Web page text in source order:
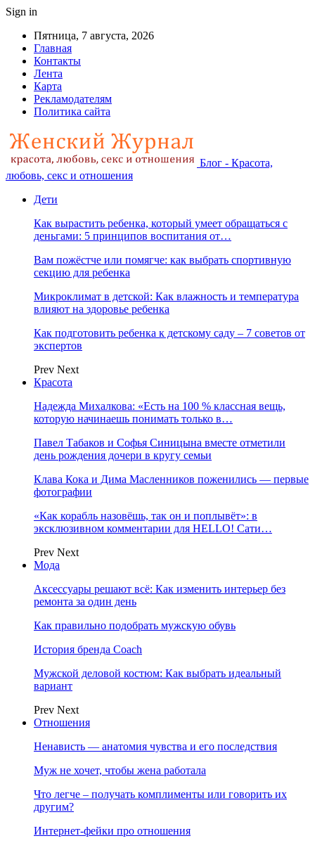
Sign in
Пятница, 7 августа, 2026
Главная
Контакты
Лента
Карта
Рекламодателям
Политика сайта
Блог - Красота,
любовь, секс и отношения
Дети
Как вырастить ребенка, который умеет обращаться с
деньгами: 5 принципов воспитания от…
Вам пожёстче или помягче: как выбрать спортивную
секцию для ребенка
Микроклимат в детской: Как влажность и температура
влияют на здоровье ребенка
Как подготовить ребенка к детскому саду – 7 советов от
экспертов
Prev Next
Красота
Надежда Михалкова: «Есть на 100 % классная вещь,
которую начинаешь понимать только в…
Павел Табаков и Софья Синицына вместе отметили
день рождения дочери в кругу семьи
Клава Кока и Дима Масленников поженились — первые
фотографии
«Как корабль назовёшь, так он и поплывёт»: в
эксклюзивном комментарии для HELLO! Сати…
Prev Next
Мода
Аксессуары решают всё: Как изменить интерьер без
ремонта за один день
Как правильно подобрать мужскую обувь
История бренда Coach
Мужской деловой костюм: Как выбрать идеальный
вариант
Prev Next
Отношения
Ненависть — анатомия чувства и его последствия
Муж не хочет, чтобы жена работала
Что легче – получать комплименты или говорить их
другим?
Интернет-фейки про отношения